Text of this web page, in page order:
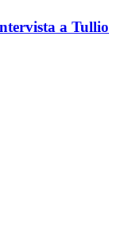
a Tullio